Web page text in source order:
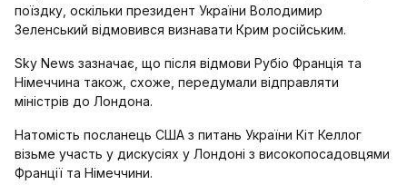
поїздку, оскільки президент України Володимир
Зеленський відмовився визнавати Крим російським.
Sky News зазначає, що після відмови Рубіо Франція та
Німеччина також, схоже, передумали відправляти
міністрів до Лондона.
Натомість посланець США з питань України Кіт Келлог
візьме участь у дискусіях у Лондоні з високопосадовцями
Франції та Німеччини.